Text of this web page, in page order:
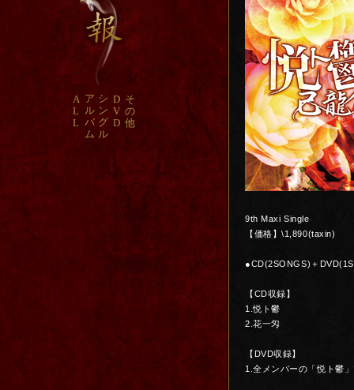
A
L
L
ア
ル
バ
ム
シ
ン
グ
ル
D
V
D
そ
の
他
9th Maxi Single
【価格】\1,890(taxin)
●CD(2SONGS)＋
【CD収録】
1.悦ト鬱
2.花一匁
【DVD収録】
1.全メンバーの「悦ト鬱